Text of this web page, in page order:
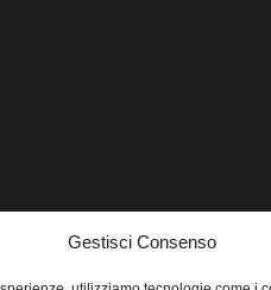
Gestisci Consenso